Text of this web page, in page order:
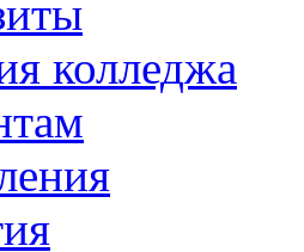
колледжа